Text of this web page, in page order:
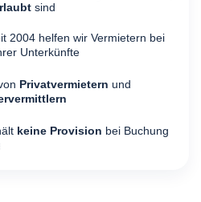
sind
2004 helfen wir Vermietern bei
Unterkünfte
Privatvermietern und
keine Provision bei Buchung